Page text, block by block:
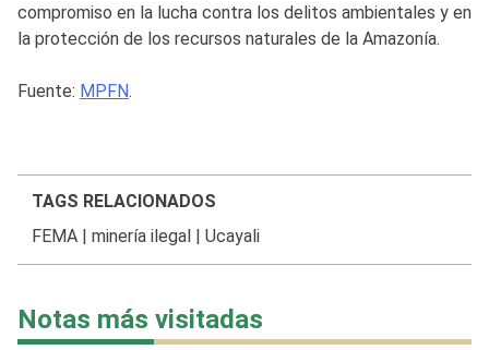
compromiso en la lucha contra los delitos ambientales y en
la protección de los recursos naturales de la Amazonía.
Fuente: MPFN.
TAGS RELACIONADOS
FEMA| minería ilegal Ucayali
Notas más visitadas